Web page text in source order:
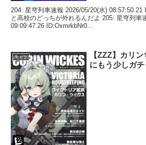
204: 星穹列車速報 2026/05/20(水) 08:57:50.21
と高校のどっちが外れるんだよ 205: 星穹列車
09:09:47.26 ID:OxmrkbNr0...
キャラ
【ZZZ】カリ
にもう少しガチ